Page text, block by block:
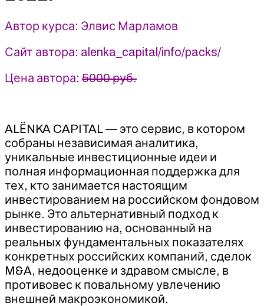
–
сервис
инвесторов
РФ
-
Элвис
Марламов
Автор курса: Элвис Марламов
Сайт автора: alenka_capital/info/packs/
Цена автора: 5000 руб.
ALЁNKA CAPITAL — это сервис, в котором
собраны независимая аналитика,
уникальные инвестиционные идеи и
полная информационная поддержка для
тех, кто занимается настоящим
инвестированием на российском фондовом
рынке. Это альтернативный подход к
инвестированию на, основанный на
реальных фундаментальных показателях
конкретных российских компаний, сделок
M&A, недооценке и здравом смысле, в
противовес к повальному увлечению
внешней макроэкономикой.